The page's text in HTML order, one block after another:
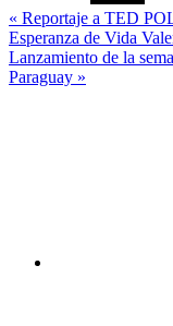
Navegación
de
entradas
« Reportaje a TED
Esperanza de Vida
Lanzamiento de la
Paraguay »